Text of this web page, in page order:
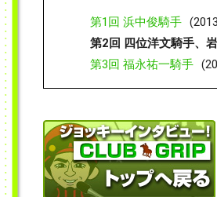
第1回 浜中俊騎手
第2回 四位洋文騎手、
第3回 福永祐一騎手